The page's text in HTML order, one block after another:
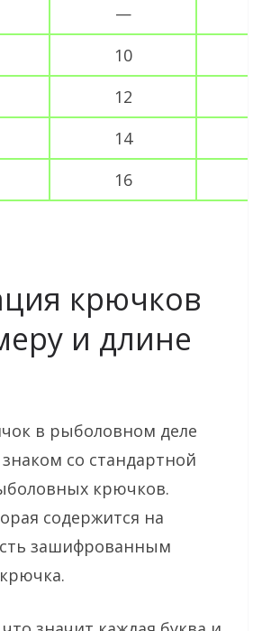
—
10
12
14
16
крючков
и длине
в рыболовном деле
со стандартной
крючков.
содержится на
зашифрованным